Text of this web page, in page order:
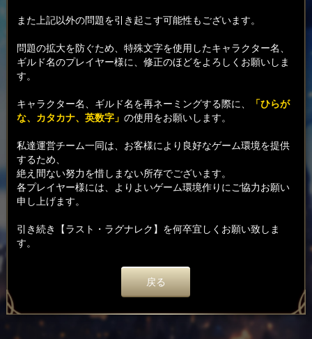
また上記以外の問題を引き起こす可能性もございます。
問題の拡大を防ぐため、特殊文字を使用したキャラクター名、
ギルド名のプレイヤー様に、修正のほどをよろしくお願いしま
す。
キャラクター名、ギルド名を再ネーミングする際に、
「ひらが
な、カタカナ、英数字」 の使用をお願いします。
私達運営チーム一同は、お客様により良好なゲーム環境を提供
するため、
絶え間ない努力を惜しまない所存でございます。
各プレイヤー様には、よりよいゲーム環境作りにご協力お願い
申し上げます。
引き続き【ラスト・ラグナレク】を何卒宜しくお願い致しま
す。
戻る